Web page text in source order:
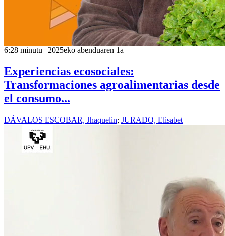
6:28 minutu | 2025eko abenduaren 1a
Experiencias ecosociales:
Transformaciones agroalimentarias desde
el consumo...
DÁVALOS ESCOBAR, Jhaquelin; JURADO, Elisabet